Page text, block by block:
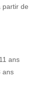
partir de
ans
ans